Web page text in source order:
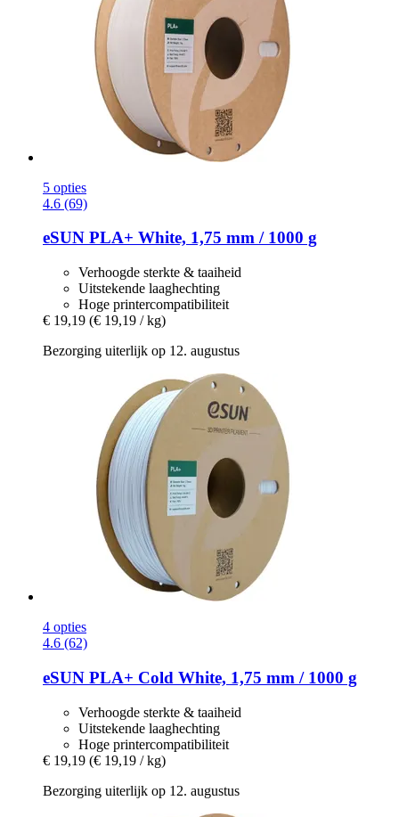
5 opties
4.6 (69)
eSUN PLA+ White, 1,75 mm / 1000 g
Verhoogde sterkte & taaiheid
Uitstekende laaghechting
Hoge printercompatibiliteit
€ 19,19 (€ 19,19 / kg)
Bezorging uiterlijk op 12. augustus
4 opties
4.6 (62)
eSUN PLA+ Cold White, 1,75 mm / 1000 g
Verhoogde sterkte & taaiheid
Uitstekende laaghechting
Hoge printercompatibiliteit
€ 19,19 (€ 19,19 / kg)
Bezorging uiterlijk op 12. augustus